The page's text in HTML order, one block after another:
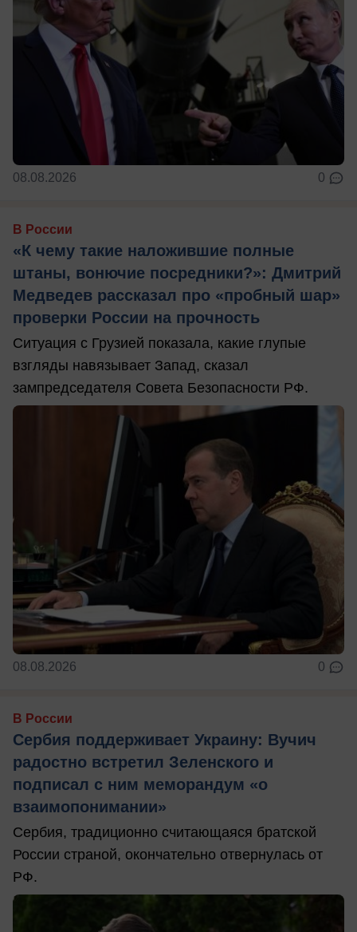
08.08.2026 0
В России
«К чему такие наложившие полные
штаны, вонючие посредники?»: Дмитрий
Медведев рассказал про «пробный шар»
проверки России на прочность
Ситуация с Грузией показала, какие глупые
взгляды навязывает Запад, сказал
зампредседателя Совета Безопасности РФ.
08.08.2026 0
В России
Сербия поддерживает Украину: Вучич
радостно встретил Зеленского и
подписал с ним меморандум «о
взаимопонимании»
Сербия, традиционно считающаяся братской
России страной, окончательно отвернулась от
РФ.